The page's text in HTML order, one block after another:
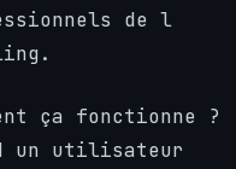
de l
ça fonctionne ?
un utilisateur